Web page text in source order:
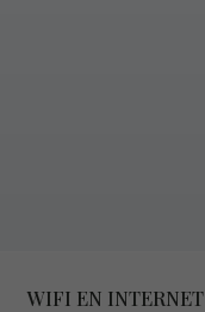
WIFI EN INTERNET